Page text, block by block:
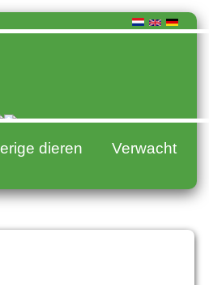
dieren
Verwacht